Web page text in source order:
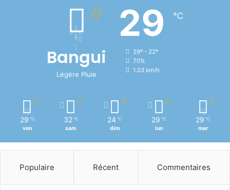
Bangui
Légère Pluie
29 ℃
29º - 22º
70%
1.03 km/h
29 ℃
ven
32 ℃
sam
24 ℃
dim
29 ℃
lun
29 ℃
mar
Populaire Récent Commentaires